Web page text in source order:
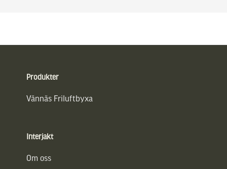
Produkter
Vännäs Friluftbyxa
Interjakt
Om oss